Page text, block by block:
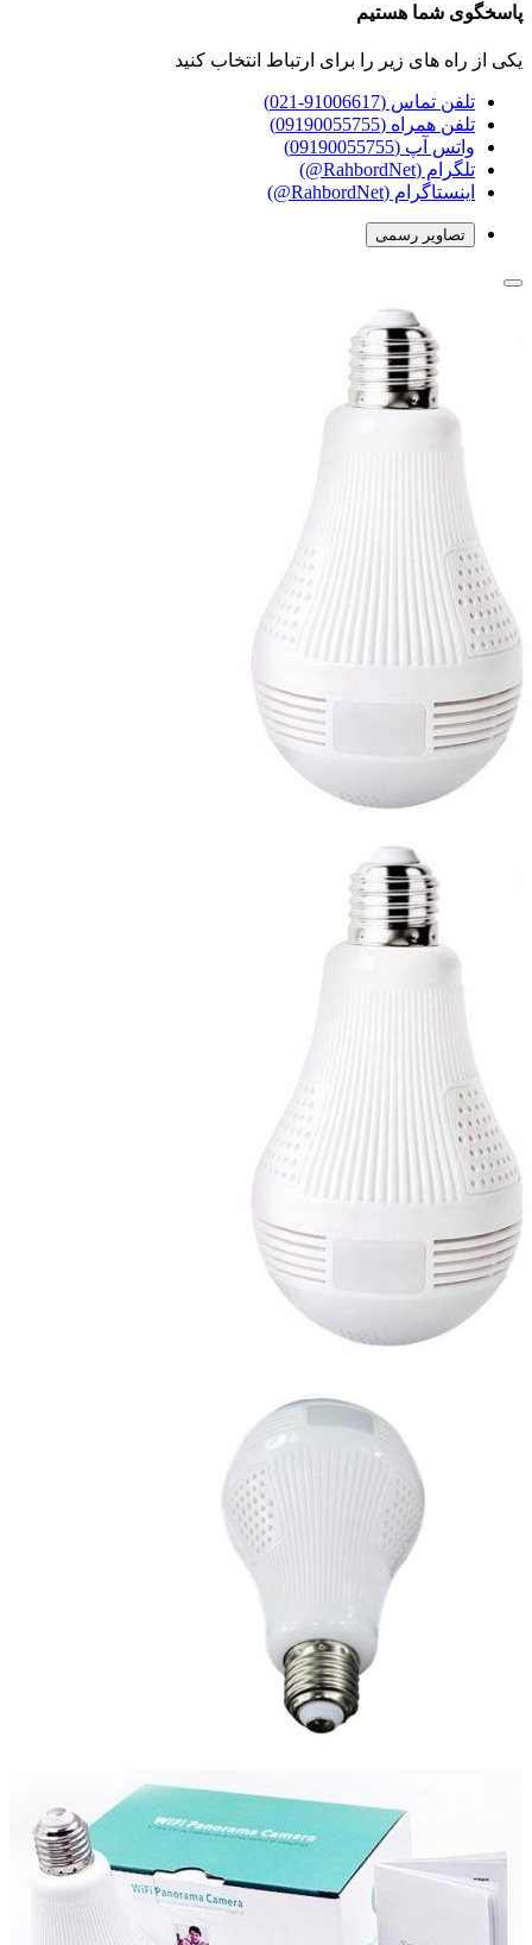
پاسخگوی شما هستیم
یکی از راه های زیر را برای ارتباط انتخاب کنید
تلفن تماس (91006617-021)
تلفن همراه (09190055755)
واتس آپ (09190055755)
تلگرام (RahbordNet@)
اینستاگرام (RahbordNet@)
تصاویر رسمی